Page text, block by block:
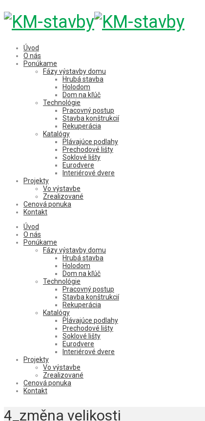
Úvod
O nás
Ponúkame
Fázy výstavby domu
Hrubá stavba
Holodom
Dom na kľúč
Technológie
Pracovný postup
Stavba konštrukcií
Rekuperácia
Katalógy
Plávajúce podlahy
Prechodové lišty
Soklové lišty
Eurodvere
Interiérové dvere
Projekty
Vo výstavbe
Zrealizované
Cenová ponuka
Kontakt
Úvod
O nás
Ponúkame
Fázy výstavby domu
Hrubá stavba
Holodom
Dom na kľúč
Technológie
Pracovný postup
Stavba konštrukcií
Rekuperácia
Katalógy
Plávajúce podlahy
Prechodové lišty
Soklové lišty
Eurodvere
Interiérové dvere
Projekty
Vo výstavbe
Zrealizované
Cenová ponuka
Kontakt
4_změna velikosti